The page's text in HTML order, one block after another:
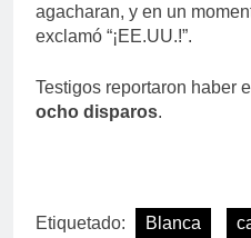
agacharan, y en un
exclamó “¡EE.UU.!”.
Testigos reportaron haber
ocho disparos.
Etiquetado: Blanca